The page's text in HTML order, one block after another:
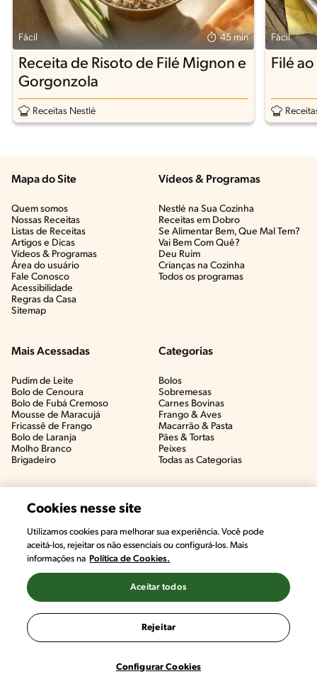
Fácil 45 min
Receita de Risoto de Filé Mignon e
Gorgonzola
Receitas Nestlé
Fácil
Filé
Mapa do Site
Quem somos
Nossas Receitas
Listas de Receitas​
Artigos e Dicas​
Vídeos & Programas​
Área do usuário
Fale Conosco
Acessibilidade
Regras da Casa
Sitemap
Vídeos & Programas​
Nestlé na Sua Cozinha
Receitas em Dobro
Se Alimentar Bem, Que Mal Tem?​
Vai Bem Com Quê?​
Deu Ruim​
Crianças na Cozinha​
Todos os programas
Mais Acessadas
Pudim de Leite
Bolo de Cenoura
Bolo de Fubá Cremoso
Mousse de Maracujá
Fricassê de Frango
Bolo de Laranja
Molho Branco
Brigadeiro
Categorias
Bolos
Sobremesas
Carnes Bovinas​
Frango & Aves​
Macarrão & Pasta​
Pães & Tortas​
Peixes
Todas as Categorias
Cookies nesse site
Utilizamos cookies para melhorar sua experiência. Você pode
aceitá-los, rejeitar os não essenciais ou configurá-los. Mais
informações na Política de Cookies.
Configurar Cookies
Rejeitar
Aceitar todos